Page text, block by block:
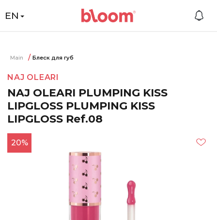
EN
Main Блеск для губ
NAJ OLEARI
NAJ OLEARI PLUMPING KISS
LIPGLOSS PLUMPING KISS
LIPGLOSS Ref.08
20%